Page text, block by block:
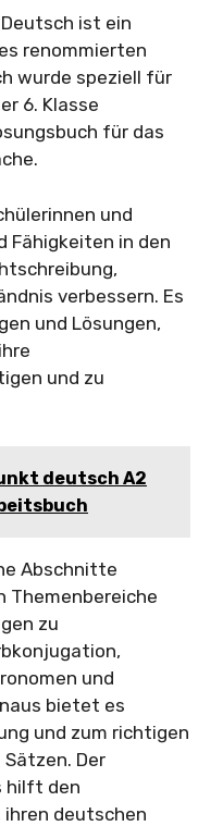
ist ein
renommierten
wurde speziell für
6. Klasse
für das
und
Fähigkeiten in den
verbessern. Es
und Lösungen,
und zu
deutsch A2
Abschnitte
Themenbereiche
zu
und
bietet es
und zum richtigen
Der
hilft den
ihren deutschen